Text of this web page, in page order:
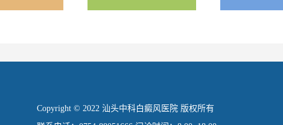
Copyright © 2022 汕头中科白癜风医院 版权所有